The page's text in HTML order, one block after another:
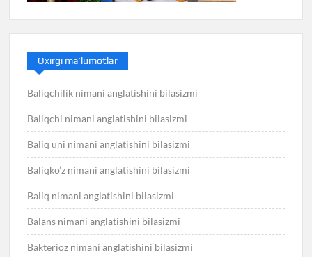
Oxirgi ma’lumotlar
Baliqchilik nimani anglatishini bilasizmi
Baliqchi nimani anglatishini bilasizmi
Baliq uni nimani anglatishini bilasizmi
Baliqko’z nimani anglatishini bilasizmi
Baliq nimani anglatishini bilasizmi
Balans nimani anglatishini bilasizmi
Bakterioz nimani anglatishini bilasizmi